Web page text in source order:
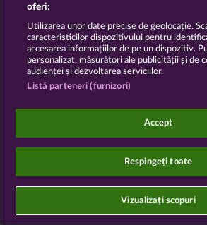
distracția și nu influențează în
succes posibil la jocurile de
©2026 Whow Games
oferi:
Utilizarea unor date precise de geolocație.
caracteristicilor dispozitivului pentru
accesarea informațiilor de pe un dispozitiv.
personalizat, măsurători ale publicității și de
audienței și dezvoltarea serviciilor.
Listă parteneri (furnizori)
Accept
Respingeți toate
Vizualizați scopuri